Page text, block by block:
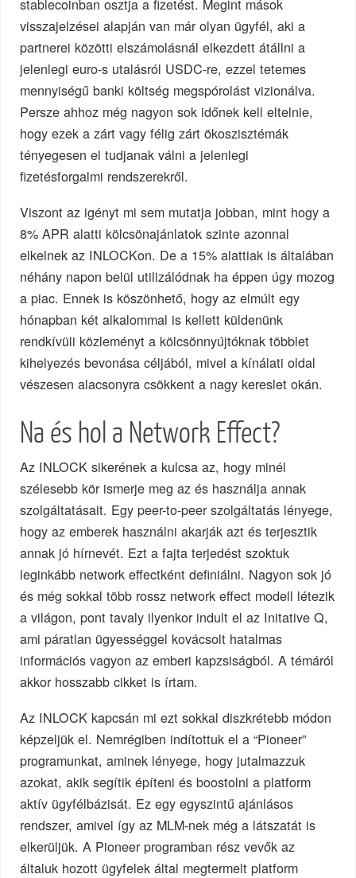
stablecoinban osztja a fizetést. Megint mások
visszajelzései alapján van már olyan ügyfél, aki a
partnerei közötti elszámolásnál elkezdett átállni a
jelenlegi euro-s utalásról USDC-re, ezzel tetemes
mennyiségű banki költség megspórolást vizionálva.
Persze ahhoz még nagyon sok időnek kell eltelnie,
hogy ezek a zárt vagy félig zárt ökoszisztémák
tényegesen el tudjanak válni a jelenlegi
fizetésforgalmi rendszerekről.
Viszont az igényt mi sem mutatja jobban, mint hogy a
8% APR alatti kölcsönajánlatok szinte azonnal
elkelnek az INLOCKon. De a 15% alattiak is általában
néhány napon belül utilizálódnak ha éppen úgy mozog
a piac. Ennek is köszönhető, hogy az elmúlt egy
hónapban két alkalommal is kellett küldenünk
rendkívüli közleményt a kölcsönnyújtóknak többlet
kihelyezés bevonása céljából, mivel a kínálati oldal
vészesen alacsonyra csökkent a nagy kereslet okán.
Na és hol a Network Effect?
Az INLOCK sikerének a kulcsa az, hogy minél
szélesebb kör ismerje meg az és használja annak
szolgáltatásait. Egy peer-to-peer szolgáltatás lényege,
hogy az emberek használni akarják azt és terjesztik
annak jó hírnevét. Ezt a fajta terjedést szoktuk
leginkább network effectként definiálni. Nagyon sok jó
és még sokkal több rossz network effect modell létezik
a világon, pont tavaly ilyenkor indult el az Initative Q,
ami páratlan ügyességgel kovácsolt hatalmas
információs vagyon az emberi kapzsiságból. A témáról
akkor hosszabb cikket is írtam.
Az INLOCK kapcsán mi ezt sokkal diszkrétebb módon
képzeljük el. Nemrégiben indítottuk el a “Pioneer”
programunkat, aminek lényege, hogy jutalmazzuk
azokat, akik segítik építeni és boostolni a platform
aktív ügyfélbázisát. Ez egy egyszintű ajánlásos
rendszer, amivel így az MLM-nek még a látszatát is
elkerüljük. A Pioneer programban rész vevők az
általuk hozott ügyfelek által megtermelt platform